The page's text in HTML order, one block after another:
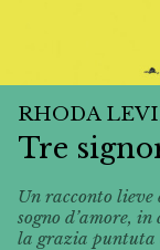
RHODA
Tre
Un racconto
sogno d’amore,
la grazia puntuta